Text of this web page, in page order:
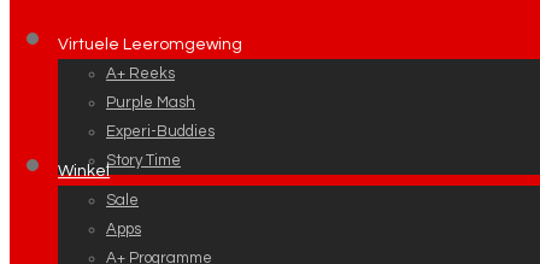
Virtuele Leeromgewing
A+ Reeks
Purple Mash
Experi-Buddies
Story Time
Winkel
Sale
Apps
A+ Programme